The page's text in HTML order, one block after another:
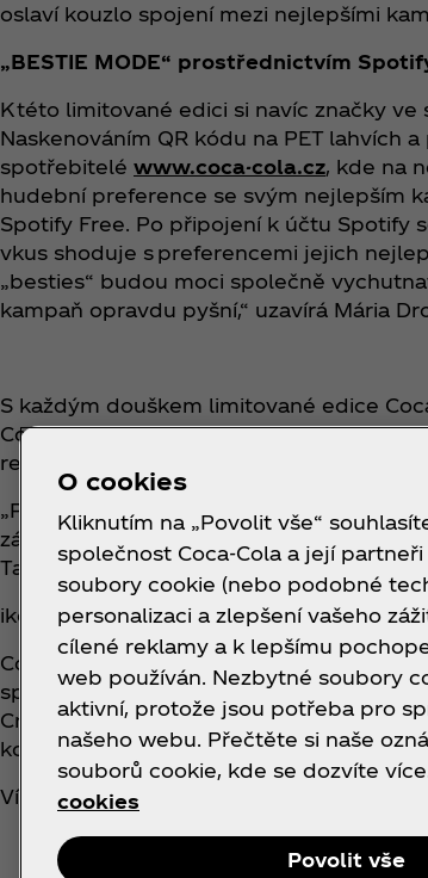
oslaví kouzlo spojení mezi nejlepšími
„BESTIE MODE“ prostřednictvím
K této limitované edici si navíc značky
Naskenováním QR kódu na PET lahvích
spotřebitelé www.coca-cola.cz, kde na
hudební preference se svým nejlepším
Spotify Free. Po připojení k účtu Spotify
vkus shoduje s preferencemi jejich
„besties“ budou moci společně
kampaň opravdu pyšní,“ uzavírá Mária
S každým douškem limitované edice
Coca‑Cola spolu s tóny inspirovanými
republice k dostání od začátku září do
„Představte si kouzlo, když se OREO
zážitků a sdílení radosti s přáteli.
Tajemství výroby obou
ikon je konečně prozrazeno,“ říká
Coca‑Cola® OREO™ Zero Sugar Limited
spoluprací se značkami, umělci i
Creations v propojování ikonické značky
kouzlo Coca‑Cola®.
Více informací o Coca‑Cola Creations
O cookies
Kliknutím na „Povolit vše“
společnost Coca‑Cola a její
soubory cookie (nebo podobné
personalizaci a zlepšení vašeho
cílené reklamy a k lepšímu
web používán. Nezbytné soubory
aktivní, protože jsou potřeba pro
našeho webu. Přečtěte si naše
souborů cookie, kde se dozvíte více.
cookies
Povolit vše